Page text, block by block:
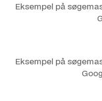
Eksempel på
Eksempel på